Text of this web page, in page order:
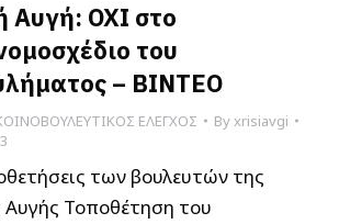
Αυγή: ΟΧΙ στο
του
– ΒΙΝΤΕΟ
ΕΛΕΓΧΟΣ Byxrisiavgi
των βουλευτών της
Τοποθέτηση του